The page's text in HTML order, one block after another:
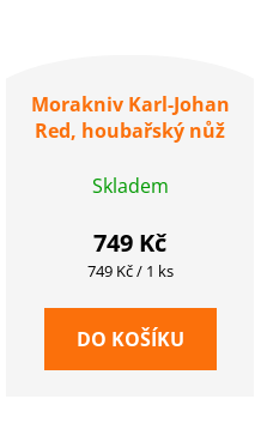
Morakniv Karl-Johan
Red, houbařský nůž
Skladem
749 Kč
Měrná
749 Kč / 1 ks
DO KOŠÍKU